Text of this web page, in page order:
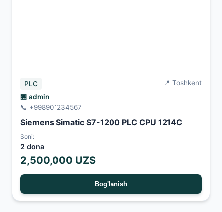
PLC
📍 Toshkent
🏪 admin
📞 +998901234567
Siemens Simatic S7-1200 PLC CPU 1214C
Soni:
2 dona
2,500,000 UZS
Bog'lanish